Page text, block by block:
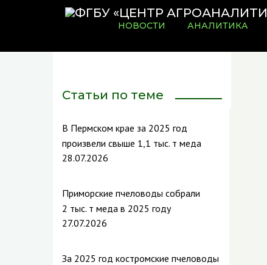
НОВОСТИ АНАЛИТИКА
Статьи по теме
В Пермском крае за 2025 год
произвели свыше 1,1 тыс. т меда
28.07.2026
Приморские пчеловоды собрали
2 тыс. т меда в 2025 году
27.07.2026
За 2025 год костромские пчеловоды